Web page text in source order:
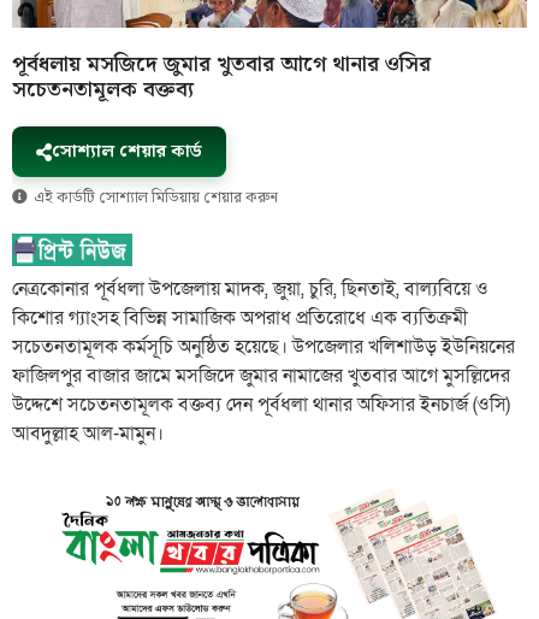
পূর্বধলায় মসজিদে জুমার খুতবার আগে থানার ওসির
সচেতনতামূলক বক্তব্য
সোশ্যাল শেয়ার কার্ড
এই কার্ডটি সোশ্যাল মিডিয়ায় শেয়ার করুন
নেত্রকোনার পূর্বধলা উপজেলায় মাদক, জুয়া, চুরি, ছিনতাই, বাল্যবিয়ে ও
কিশোর গ্যাংসহ বিভিন্ন সামাজিক অপরাধ প্রতিরোধে এক ব্যতিক্রমী
সচেতনতামূলক কর্মসূচি অনুষ্ঠিত হয়েছে। উপজেলার খলিশাউড় ইউনিয়নের
ফাজিলপুর বাজার জামে মসজিদে জুমার নামাজের খুতবার আগে মুসল্লিদের
উদ্দেশে সচেতনতামূলক বক্তব্য দেন পূর্বধলা থানার অফিসার ইনচার্জ (ওসি)
আবদুল্লাহ আল-মামুন।